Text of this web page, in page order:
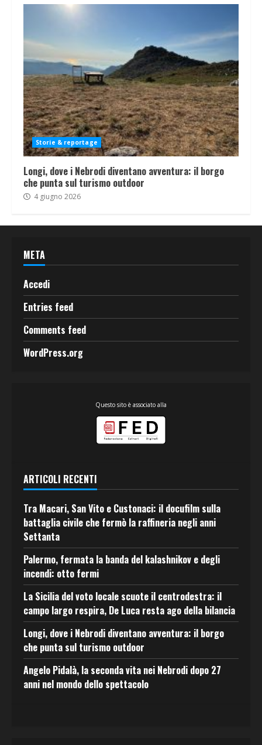
Storie & reportage
Longi, dove i Nebrodi diventano avventura: il borgo
che punta sul turismo outdoor
4 giugno 2026
META
Accedi
Entries feed
Comments feed
WordPress.org
Questo sito è associato alla
ARTICOLI RECENTI
Tra Macari, San Vito e Custonaci: il docufilm sulla
battaglia civile che fermò la raffineria negli anni
Settanta
Palermo, fermata la banda del kalashnikov e degli
incendi: otto fermi
La Sicilia del voto locale scuote il centrodestra: il
campo largo respira, De Luca resta ago della bilancia
Longi, dove i Nebrodi diventano avventura: il borgo
che punta sul turismo outdoor
Angelo Pidalà, la seconda vita nei Nebrodi dopo 27
anni nel mondo dello spettacolo